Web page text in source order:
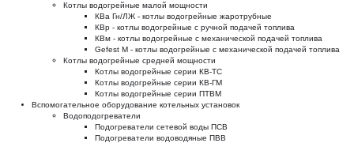
Котлы водогрейные малой мощности
КВа Гн/ЛЖ - котлы водогрейные жаротрубные
КВр - котлы водогрейные с ручной подачей топлива
КВм - котлы водогрейные с механической подачей топлива
Gefest M - котлы водогрейные с механической подачей топлива
Котлы водогрейные средней мощности
Котлы водогрейные серии КВ-ТС
Котлы водогрейные серии КВ-ГМ
Котлы водогрейные серии ПТВМ
Вспомогательное оборудование котельных установок
Водоподогреватели
Подогреватели сетевой воды ПСВ
Подогреватели водоводяные ПВВ